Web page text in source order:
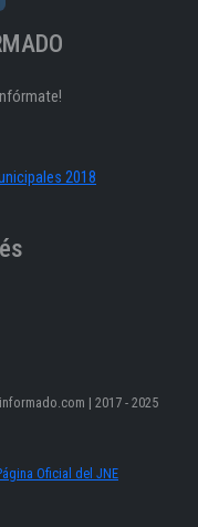
2018
| 2017 - 2025
Oficial del JNE